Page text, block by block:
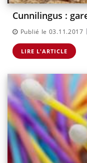
Cunnilingus :
Publié le 03.11.2017 |
LIRE L'ARTICLE